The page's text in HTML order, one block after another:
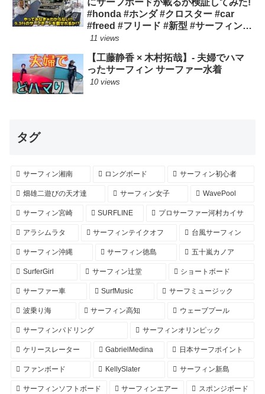
にサーフボードが載るか検証してみた!
#honda #ホンダ #クロスター #car
#freed #フリード #新型 #サーフィン
ロングボード
11 views
【工藤静香 × 木村拓哉】- 夫婦でハマ
ったサーフィン サーファー水着
10 views
タグ
サーフィン湘南 ロングボード サーフィン初心者
畑雄二遊びの天才達 サーフィン女子 WavePool
サーフィン宮崎 SURFLINE プロサーファー河村カイサ
アラシムラタ サーフィンテイクオフ 台風サーフィン
サーフィン沖縄 サーフィン徳島 五十嵐カノア
SurferGirl サーフィン辻堂 ショートボード
サーファー車 SurfMusic サーフミュージック
波乗り海 サーフィン高知 ウェーブプール
サーフィンパドリング サーフィンオリンピック
ケリースレーター GabrielMedina 日本サーフポイント
ファンボード KellySlater サーフィン新島
サーフィンソフトボード サーフィンエアー スポンジボード